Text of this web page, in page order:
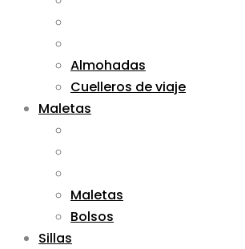
Almohadas
Cuelleros de viaje
Maletas
Maletas
Bolsos
Sillas